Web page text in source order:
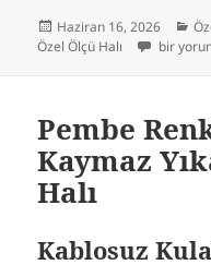
Yayın
tarihi
Haziran 16, 2026
Özel Ölçü Halı
Dream
bir
Pembe
Kaymaz
Halı
Kablosuz